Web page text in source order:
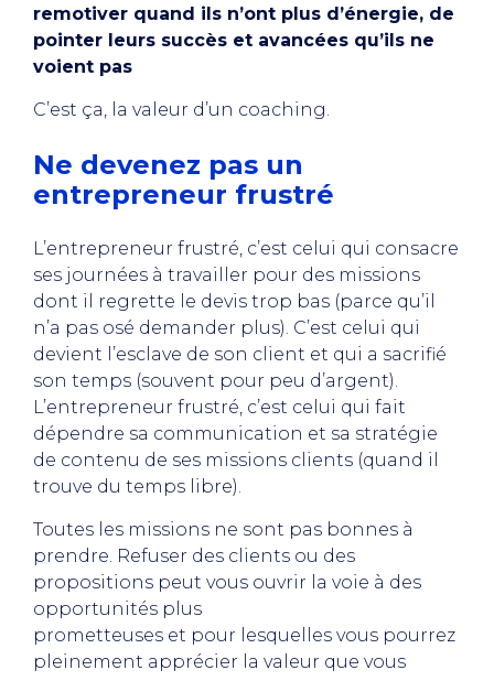
remotiver quand ils n’ont plus d’énergie, de
pointer leurs succès et avancées qu’ils ne
voient pas
C’est ça, la valeur d’un coaching.
Ne devenez pas un
entrepreneur frustré
L’entrepreneur frustré, c’est celui qui consacre
ses journées à travailler pour des missions
dont il regrette le devis trop bas (parce qu’il
n’a pas osé demander plus). C’est celui qui
devient l’esclave de son client et qui a sacrifié
son temps (souvent pour peu d’argent).
L’entrepreneur frustré, c’est celui qui fait
dépendre sa communication et sa stratégie
de contenu de ses missions clients (quand il
trouve du temps libre).
Toutes les missions ne sont pas bonnes à
prendre. Refuser des clients ou des
propositions peut vous ouvrir la voie à des
opportunités plus
prometteuses et pour lesquelles vous pourrez
pleinement apprécier la valeur que vous